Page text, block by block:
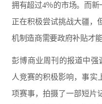
拥有超过4％的市场。而
正在积极尝试挑战大疆，
机制造商需要政府补贴才
彭博商业周刊的报道中强
人竞赛的积极影响，事实
项赛事，拍摄了一部短片